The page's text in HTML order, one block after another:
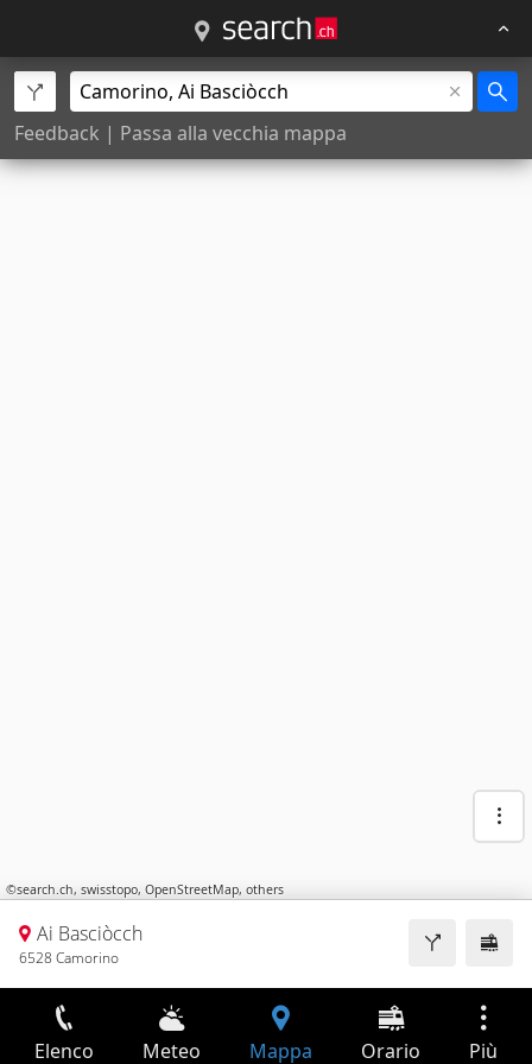
Feedback | Passa alla vecchia mappa
©search.ch, swisstopo, OpenStreetMap, others
Ai Basciòcch
6528 Camorino
Elenco Meteo Mappa Orario Più